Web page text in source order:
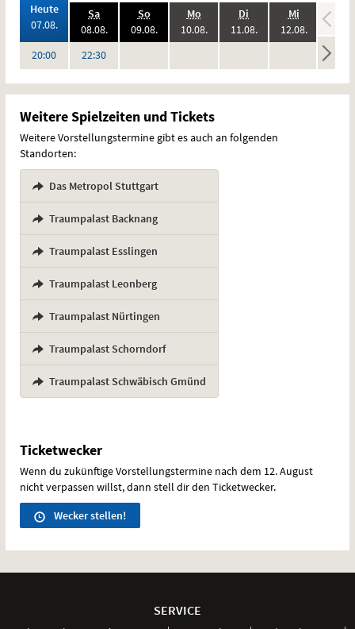
Heute,
07.08.2026:
20:00Uhr
Sa.,
08.08.2026:
22:30Uhr
So.,
09.08.2026:
Vorstellungen
Mo.,
10.08.2026:
Vorstellungen
Di
11.08.2026:
Vorstellungen
Mi.,
12.08.2026:
Vorstellungen
keine
Weitere Spielzeiten und Tickets
Weitere Vorstellungstermine gibt es auch an folgenden
Standorten:
Das Metropol Stuttgart
Traumpalast Backnang
Traumpalast Esslingen
Traumpalast Leonberg
Traumpalast Nürtingen
Traumpalast Schorndorf
Traumpalast Schwäbisch Gmünd
Ticketwecker
Wenn du zukünftige Vorstellungstermine nach dem 12. August
nicht verpassen willst, dann stell dir den Ticketwecker.
Wecker stellen!
SERVICE